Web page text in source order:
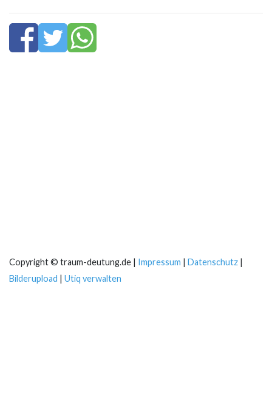
Copyright © traum-deutung.de | Impressum | Datenschutz |
Bilderupload | Utiq verwalten